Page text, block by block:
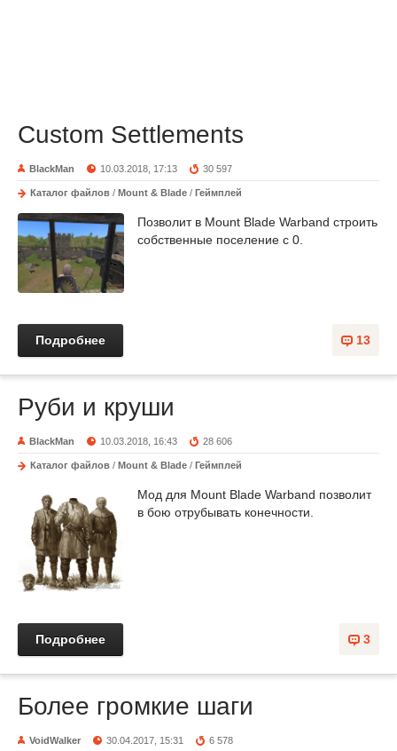
Custom Settlements
BlackMan 10.03.2018, 17:13 30 597
Каталог файлов / Mount & Blade / Геймплей
Позволит в Mount Blade Warband строить
собственные поселение с 0.
13
Подробнее
Руби и круши
BlackMan 10.03.2018, 16:43 28 606
Каталог файлов / Mount & Blade / Геймплей
Мод для Mount Blade Warband позволит
в бою отрубывать конечности.
3
Подробнее
Более громкие шаги
VoidWalker 30.04.2017, 15:31 6 578